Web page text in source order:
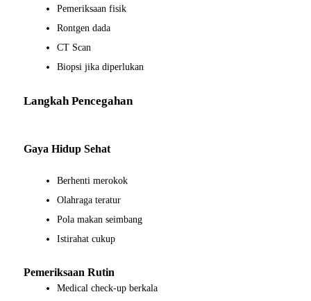
Pemeriksaan fisik
Rontgen dada
CT Scan
Biopsi jika diperlukan
Langkah Pencegahan
Gaya Hidup Sehat
Berhenti merokok
Olahraga teratur
Pola makan seimbang
Istirahat cukup
Pemeriksaan Rutin
Medical check-up berkala